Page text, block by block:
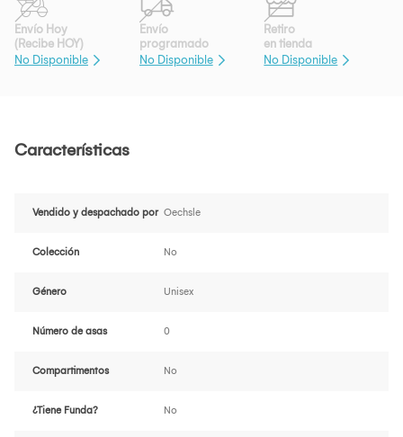
Envío Hoy
(Recibe HOY)
No Disponible
Envío
programado
No Disponible
Retiro
en tienda
No Disponible
Características
Vendido y despachado por Oechsle
Colección No
Género Unisex
Número de asas 0
Compartimentos No
¿Tiene Funda? No